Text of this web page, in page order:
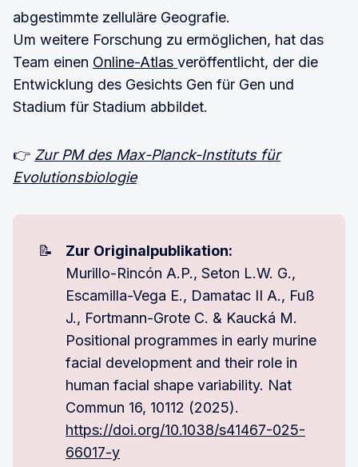
abgestimmte zelluläre Geografie.
Um weitere Forschung zu ermöglichen, hat das
Team einen Online-Atlas veröffentlicht, der die
Entwicklung des Gesichts Gen für Gen und
Stadium für Stadium abbildet.
👉 Zur PM des Max-Planck-Instituts für
Evolutionsbiologie
📝
Zur Originalpublikation:
Murillo-Rincón A.P., Seton L.W. G.,
Escamilla-Vega E., Damatac II A., Fuß
J., Fortmann-Grote C. & Kaucká M.
Positional programmes in early murine
facial development and their role in
human facial shape variability. Nat
Commun 16, 10112 (2025).
https://doi.org/10.1038/s41467-025-
66017-y